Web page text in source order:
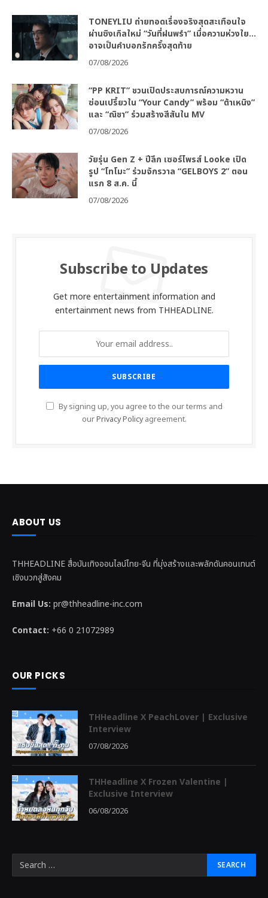
TONEYLIU ถ่ายทอดเรื่องจริงสุดสะเทือนใจ
ผ่านซิงเกิลใหม่ “วันที่ฝนพรำ” เมื่อความห่วงใย…
อาจเป็นคำบอกรักครั้งสุดท้าย
07/08/2026
“PP KRIT” ชวนเปิดประสบการณ์ความหวาน
ซ่อนเปรี้ยวใน “Your Candy” พร้อม “ต้าเหนิง”
และ “ณิชา” ร่วมสร้างสีสันใน MV
07/08/2026
วัยรุ่น Gen Z + ปีลึก เซอร์ไพรส์ Looke เปิด
รูป “โทโมะ” ร่วมจักรวาล “GELBOYS 2” ตอน
แรก 8 ส.ค. นี้
07/08/2026
Subscribe to Updates
Get more entertainment information and
entertainment news from THHEADLINE.
By signing up, you agree to the our terms and
ourPrivacy Policyagreement.
ABOUT US
THHEADLINE สื่อบันเทิงออนไลน์ไทย-จีน ที่มุ่งสร้างและพลักดันคอนเทนต์
เชิงบวกสู่สังคม
Email Us: pr@thheadline-inc.com
Contact: +66 0 21072989
OUR PICKS
THHeadline X PeachLover | Exclusive
Interview
07/08/2026
THHeadline X Frozen Valentine |
Exclusive Interview
06/08/2026